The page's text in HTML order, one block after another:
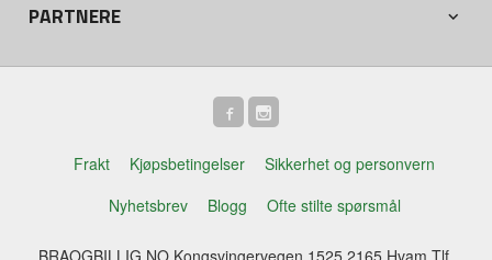
PARTNERE
Frakt Kjøpsbetingelser
Sikkerhet og personvern
Nyhetsbrev
Blogg Ofte stilte spørsmål